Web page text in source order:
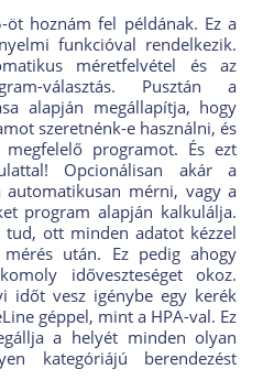
öt hoznám fel példának. Ez a
funkcióval rendelkezik.
méretfelvétel és az
választás. Pusztán a
alapján megállapítja, hogy
szeretnénk-e használni, és
programot. És ezt
Opcionálisan akár a
automatikusan mérni, vagy a
program alapján kalkulálja.
ott minden adatot kézzel
után. Ez pedig ahogy
időveszteséget okoz.
időt vesz igénybe egy kerék
géppel, mint a HPA-val. Ez
a helyét minden olyan
kategóriájú berendezést